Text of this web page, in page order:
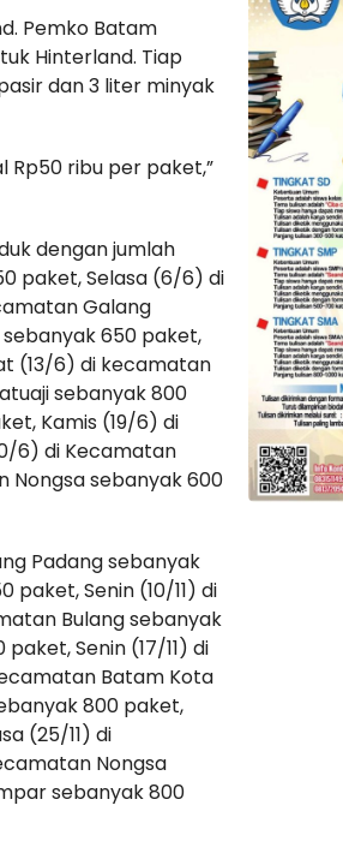
Pemko Batam
Hinterland. Tiap
dan 3 liter minyak
ribu per paket,”
dengan jumlah
paket, Selasa (6/6) di
Galang
650 paket,
(13/6) di kecamatan
sebanyak 800
Kamis (19/6) di
6) di Kecamatan
Nongsa sebanyak 600
Padang sebanyak
paket, Senin (10/11) di
Bulang sebanyak
Senin (17/11) di
Batam Kota
800 paket,
(25/11) di
Nongsa
sebanyak 800